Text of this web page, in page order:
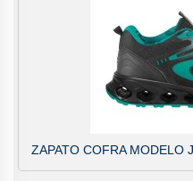
ZAPATO COFRA MODELO